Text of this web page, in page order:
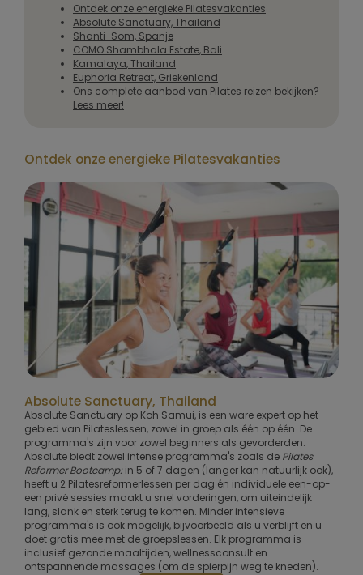
Ontdek onze energieke Pilatesvakanties
Absolute Sanctuary, Thailand
Shanti-Som, Spanje
COMO Shambhala Estate, Bali
Kamalaya, Thailand
Euphoria Retreat, Griekenland
Ons complete aanbod van Pilates reizen bekijken?
Lees meer!
Ontdek onze energieke Pilatesvakanties
Absolute Sanctuary, Thailand
Absolute Sanctuary op Koh Samui, is een ware expert op het
gebied van Pilateslessen, zowel in groep als één op één. De
programma's zijn voor zowel beginners als gevorderden.
Absolute biedt zowel intense programma's zoals de Pilates
Reformer Bootcamp: in 5 of 7 dagen (langer kan natuurlijk ook),
heeft u 2 Pilatesreformerlessen per dag én individuele een-op-
een privé sessies maakt u snel vorderingen, om uiteindelijk
lang, slank en sterk terug te komen. Minder intensieve
programma's is ook mogelijk, bijvoorbeeld als u verblijft en u
doet gratis mee met de groepslessen. Elk programma is
inclusief gezonde maaltijden, wellnessconsult en
ontspannende massages (om de spierpijn weg te kneden).